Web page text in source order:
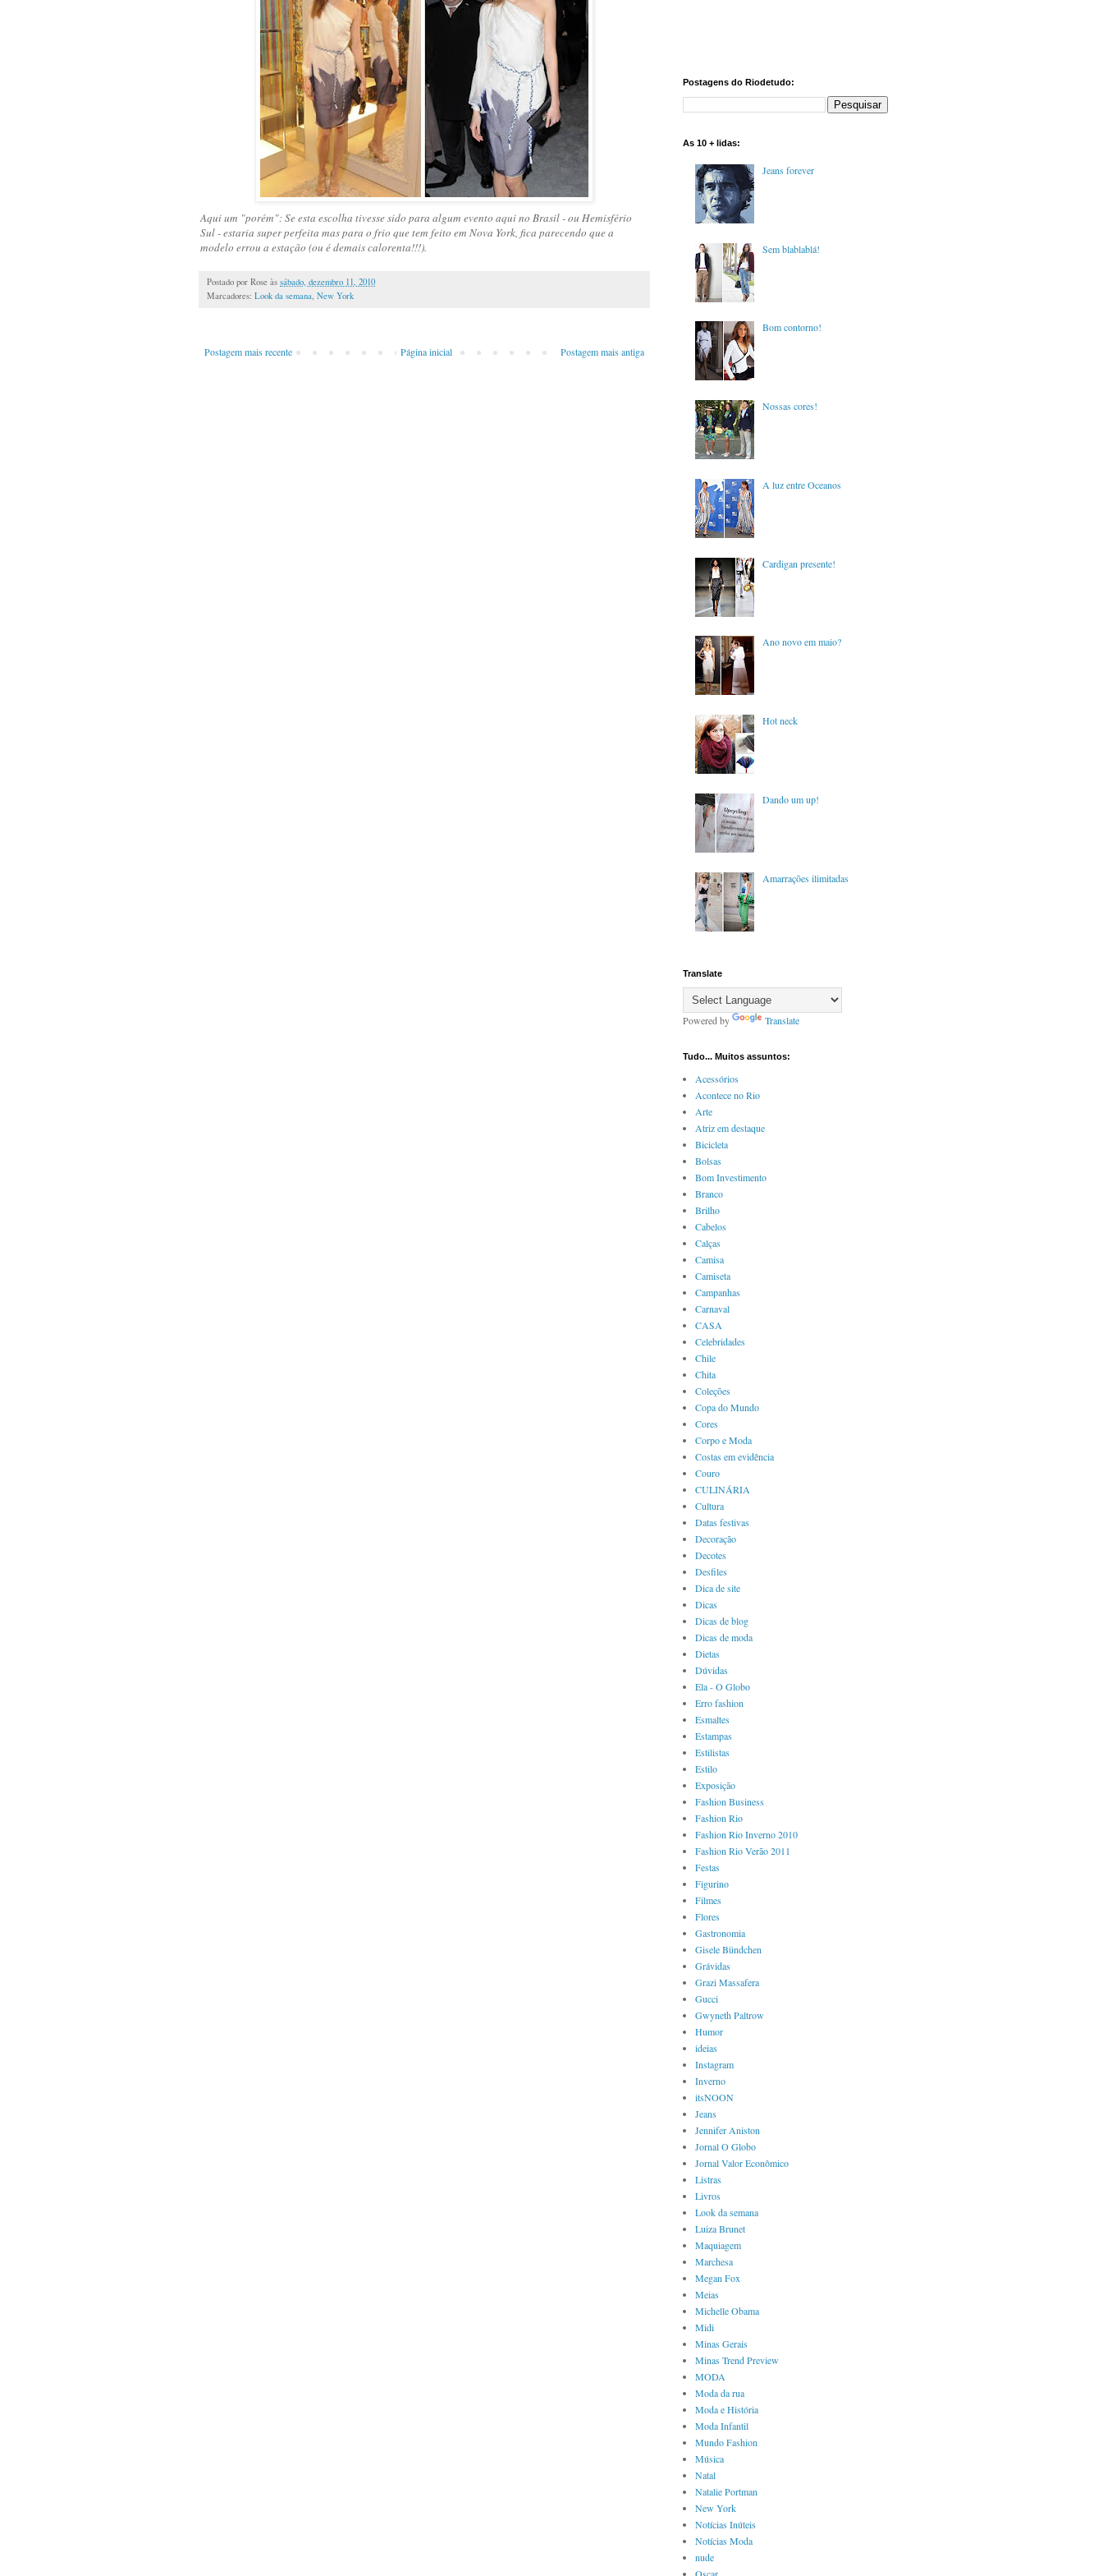
Aqui um "porém": Se esta escolha tivesse sido para algum evento aqui no Brasil - ou Hemisfério
Sul - estaria super perfeita mas para o frio que tem feito em Nova York, fica parecendo que a
modelo errou a estação (ou é demais calorenta!!!).
Postado por Rose às sábado, dezembro 11, 2010
Marcadores: Look da semana, New York
Postagem mais recente Postagem mais antiga
Página inicial
Postagens do Riodetudo:
As 10 + lidas:
Jeans forever
Sem blablablá!
Bom contorno!
Nossas cores!
A luz entre Oceanos
Cardigan presente!
Ano novo em maio?
Hot neck
Dando um up!
Amarrações ilimitadas
Translate
Powered by Translate
Tudo... Muitos assuntos:
Acessórios
Acontece no Rio
Arte
Atriz em destaque
Bicicleta
Bolsas
Bom Investimento
Branco
Brilho
Cabelos
Calças
Camisa
Camiseta
Campanhas
Carnaval
CASA
Celebridades
Chile
Chita
Coleções
Copa do Mundo
Cores
Corpo e Moda
Costas em evidência
Couro
CULINÁRIA
Cultura
Datas festivas
Decoração
Decotes
Desfiles
Dica de site
Dicas
Dicas de blog
Dicas de moda
Dietas
Dúvidas
Ela - O Globo
Erro fashion
Esmaltes
Estampas
Estilistas
Estilo
Exposição
Fashion Business
Fashion Rio
Fashion Rio Inverno 2010
Fashion Rio Verão 2011
Festas
Figurino
Filmes
Flores
Gastronomia
Gisele Bündchen
Grávidas
Grazi Massafera
Gucci
Gwyneth Paltrow
Humor
ideias
Instagram
Inverno
itsNOON
Jeans
Jennifer Aniston
Jornal O Globo
Jornal Valor Econômico
Listras
Livros
Look da semana
Luiza Brunet
Maquiagem
Marchesa
Megan Fox
Meias
Michelle Obama
Midi
Minas Gerais
Minas Trend Preview
MODA
Moda da rua
Moda e História
Moda Infantil
Mundo Fashion
Música
Natal
Natalie Portman
New York
Notícias Inúteis
Notícias Moda
nude